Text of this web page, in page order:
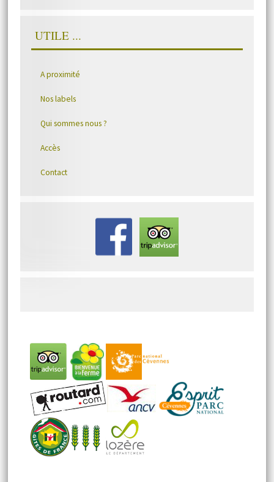
UTILE ...
A proximité
Nos labels
Qui sommes nous ?
Accès
Contact